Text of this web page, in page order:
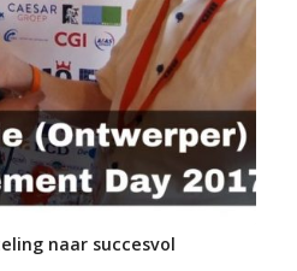
naar succesvol